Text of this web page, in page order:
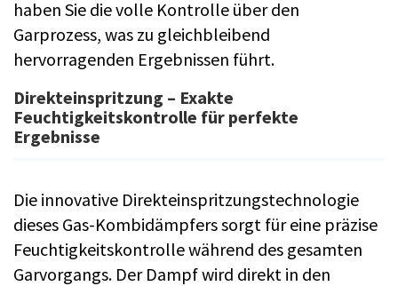
haben Sie die volle Kontrolle über den
Garprozess, was zu gleichbleibend
hervorragenden Ergebnissen führt.
Direkteinspritzung – Exakte
Feuchtigkeitskontrolle für perfekte
Ergebnisse
Die innovative Direkteinspritzungstechnologie
dieses Gas-Kombidämpfers sorgt für eine präzise
Feuchtigkeitskontrolle während des gesamten
Garvorgangs. Der Dampf wird direkt in den